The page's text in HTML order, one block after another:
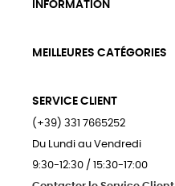
INFORMATION
MEILLEURES CATÉGORIES
SERVICE CLIENT
(+39) 331 7665252
Du Lundi au Vendredi
9:30-12:30 / 15:30-17:00